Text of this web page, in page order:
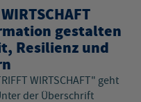
gestalten
Resilienz und
WIRTSCHAFT" geht
der Überschrift